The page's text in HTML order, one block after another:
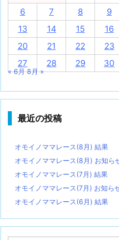
6
7 8 9
13
14 15 16
20
21 22 23
27
28 29 30
« 6月 8月 »
最近の投稿
オモイノママレース(8月) 結果
オモイノママレース(8月) お知ら
オモイノママレース(7月) 結果
オモイノママレース(7月) お知ら
オモイノママレース(6月) 結果